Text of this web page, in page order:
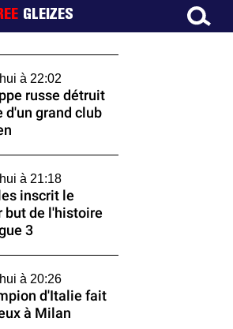
GLEIZES
à 22:02
russe détruit
d'un grand club
à 21:18
inscrit le
but de l'histoire
3
à 20:26
d'Italie fait
à Milan